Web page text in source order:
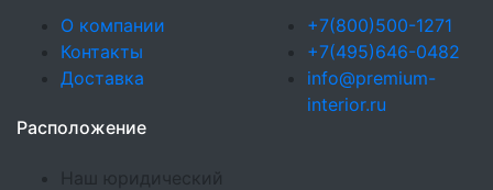
О компании
Контакты
Доставка
+7(800)500-1271
+7(495)646-0482
info@premium-
interior.ru
Расположение
Наш юридический